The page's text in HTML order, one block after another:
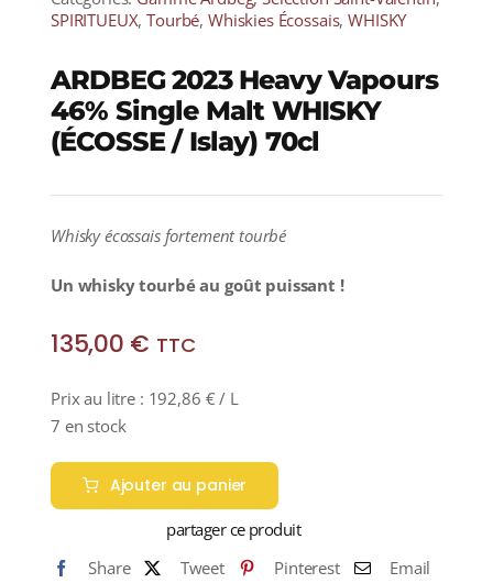
SPIRITUEUX,Tourbé, Whiskies Écossais,WHISKY
ARDBEG 2023 Heavy Vapours
46% Single Malt WHISKY
(ÉCOSSE / Islay) 70cl
Whisky écossais fortement tourbé
Un whisky tourbé au goût puissant !
135,00 € TTC
Prix au litre : 192,86 € / L
7 en stock
Ajouter au panier
partager ce produit
Share
Tweet Pinterest Email